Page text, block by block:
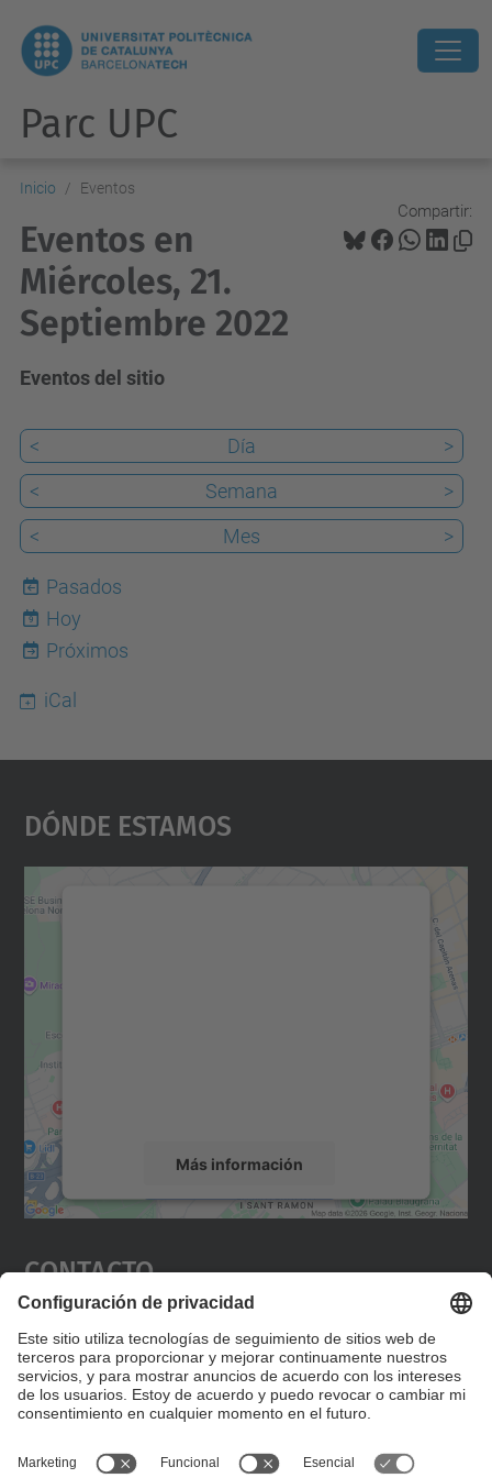
Parc UPC
Inicio Eventos
Compartir:
Eventos en
Miércoles, 21.
Septiembre 2022
Eventos del sitio
< Día
>
<
Semana
>
<
Mes >
Pasados
9
Hoy
Próximos
iCal
Dónde Estamos
Más información
Aceptar
powered by
Contacto
Editad en la página "Contacto personalizado", que
encontraréis en la raíz de español, vuestros datos
personalizados de contacto.
Formulario de contacto